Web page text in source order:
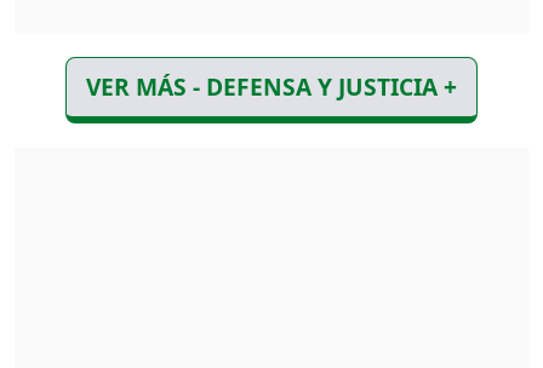
VER MÁS - DEFENSA Y JUSTICIA +